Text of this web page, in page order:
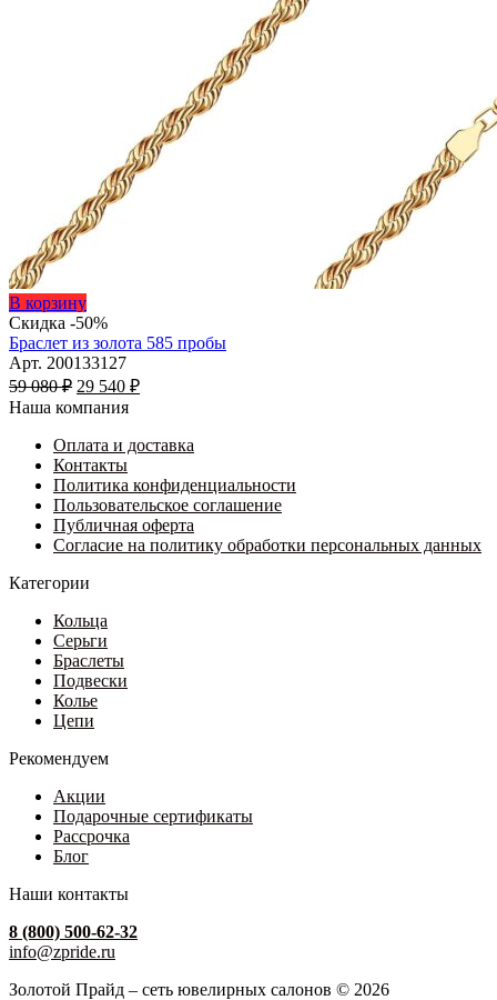
В корзинуЭтот
товар
имеет
несколько
вариаций.
Опции
выбрать
на
странице
товара.
Скидка -50%
Браслет из золота 585 пробы
Арт. 200133127
59 080₽ Первоначальная
цена
59
080 ₽.
29 540 ₽Текущая
540 ₽.
Наша компания
Оплата и доставка
Контакты
Политика конфиденциальности
Пользовательское соглашение
Публичная оферта
Согласие на политику обработки персональных данных
Категории
Кольца
Серьги
Браслеты
Подвески
Колье
Цепи
Рекомендуем
Акции
Подарочные сертификаты
Рассрочка
Блог
Наши контакты
8 (800) 500-62-32
info@zpride.ru
Золотой Прайд – сеть ювелирных салонов © 2026